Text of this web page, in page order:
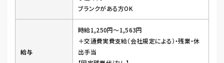
ブランクがある方OK
給与
時給1,250円～1,563円
＋交通費実費支給（会社規定による）・残業・休
出手当